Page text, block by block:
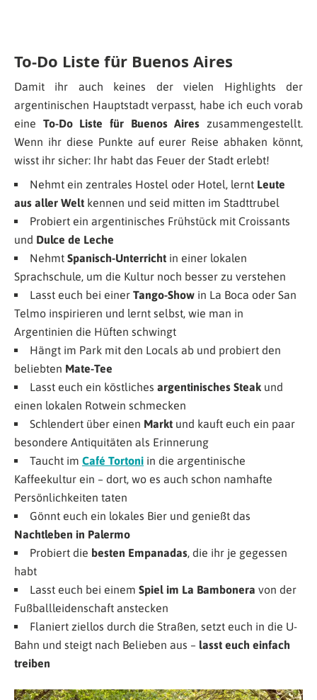
To-Do Liste für Buenos Aires
Damit ihr auch keines der vielen Highlights der
argentinischen Hauptstadt verpasst, habe ich euch vorab
eine To-Do Liste für Buenos Aires zusammengestellt.
Wenn ihr diese Punkte auf eurer Reise abhaken könnt,
wisst ihr sicher: Ihr habt das Feuer der Stadt erlebt!
Nehmt ein zentrales Hostel oder Hotel, lernt Leute
aus aller Welt kennen und seid mitten im Stadttrubel
Probiert ein argentinisches Frühstück mit Croissants
und Dulce de Leche
Nehmt Spanisch-Unterricht in einer lokalen
Sprachschule, um die Kultur noch besser zu verstehen
Lasst euch bei einer Tango-Show in La Boca oder San
Telmo inspirieren und lernt selbst, wie man in
Argentinien die Hüften schwingt
Hängt im Park mit den Locals ab und probiert den
beliebten Mate-Tee
Lasst euch ein köstliches argentinisches Steak und
einen lokalen Rotwein schmecken
Schlendert über einen Markt und kauft euch ein paar
besondere Antiquitäten als Erinnerung
Taucht im Café Tortoni in die argentinische
Kaffeekultur ein – dort, wo es auch schon namhafte
Persönlichkeiten taten
Gönnt euch ein lokales Bier und genießt das
Nachtleben in Palermo
Probiert die besten Empanadas, die ihr je gegessen
habt
Lasst euch bei einem Spiel im La Bambonera von der
Fußballleidenschaft anstecken
Flaniert ziellos durch die Straßen, setzt euch in die U-
Bahn und steigt nach Belieben aus – lasst euch einfach
treiben